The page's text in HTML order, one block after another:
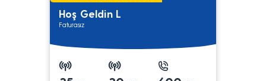
Hoş Geldin L
Faturasız